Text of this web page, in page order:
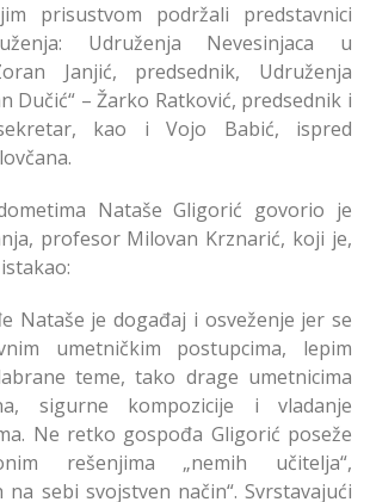
prisustvom podržali predstavnici
Udruženja Nevesinjaca u
Janjić, predsednik, Udruženja
Dučić“ – Žarko Ratković, predsednik i
kao i Vojo Babić, ispred
Nataše Gligorić govorio je
profesor Milovan Krznarić, koji je,
Nataše je događaj i osveženje jer se
umetničkim postupcima, lepim
teme, tako drage umetnicima
sigurne kompozicije i vladanje
Ne retko gospođa Gligorić poseže
rešenjima „nemih učitelja“,
sebi svojstven način“. Svrstavajući